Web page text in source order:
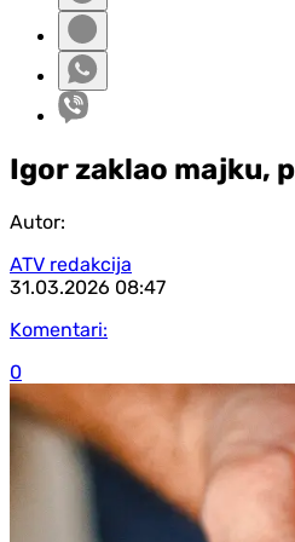
Igor zaklao majku,
Autor:
ATV redakcija
31.03.2026 08:47
Komentari:
0